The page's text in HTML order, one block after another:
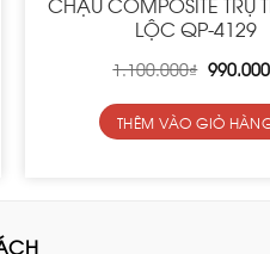
LỘC QP-4129
1.100.000₫ Original
price
was:
990.000
THÊM VÀO GIỎ